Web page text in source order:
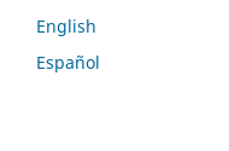
English
Español